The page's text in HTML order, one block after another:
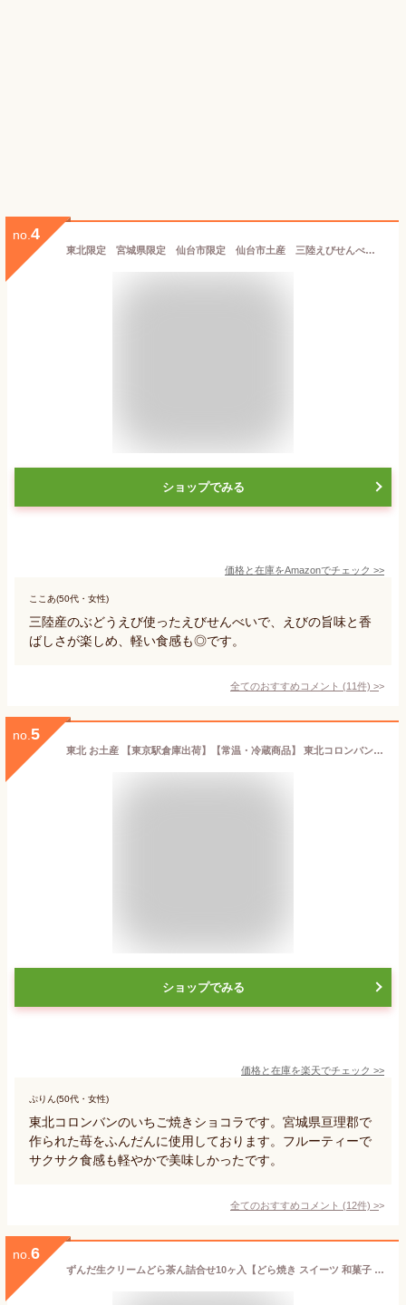
no. 4
東北限定 宮城県限定 仙台市限定 仙台市土産 三陸えびせんべい 海老 SANRIKU SENBEI 三陸産の塩 三陸産ぶどうえび使用 焼菓子 27個 海老煎餅 えびせんべい 海老せんべい
ショップでみる
価格と在庫をAmazonでチェック >>
ここあ(50代・女性)
三陸産のぶどうえび使ったえびせんべいで、えびの旨味と香
ばしさが楽しめ、軽い食感も◎です。
全てのおすすめコメント (11件) >
no. 5
東北 お土産 【東京駅倉庫出荷】【常温・冷蔵商品】 東北コロンバン 仙台のいちご焼きショコラ 12個入 おみやげ お菓子 スイーツ 焼菓子 洋菓子 チョコレート お年賀 お中元 お歳暮 内祝い いちご菓子 お取り寄せ ギフト プレゼント のし可 御歳暮
ショップでみる
価格と在庫を楽天でチェック >>
ぷりん(50代・女性)
東北コロンバンのいちご焼きショコラです。宮城県亘理郡で
作られた苺をふんだんに使用しております。フルーティーで
サクサク食感も軽やかで美味しかったです。
全てのおすすめコメント (12件) >
no. 6
ずんだ生クリームどら茶ん詰合せ10ヶ入【どら焼き スイーツ 和菓子 お菓子 お返し ご挨拶 詰め合わせ プレゼント 贈答 個包装 仙台 お土産 宮城 老舗 内祝い 出産祝い プチギフト ギフト セット 中元 御中元 夏ギフト】